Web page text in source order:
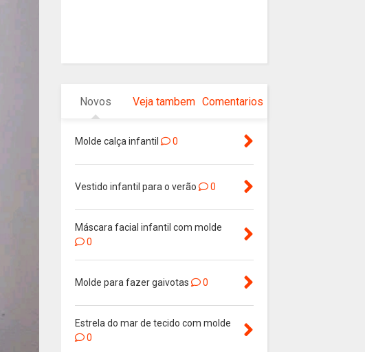
Novos Veja tambem Comentarios
Molde calça infantil 0
Vestido infantil para o verão 0
Máscara facial infantil com molde
0
Molde para fazer gaivotas 0
Estrela do mar de tecido com molde
0